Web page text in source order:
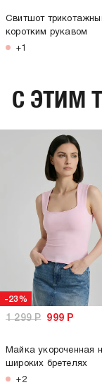
Свитшот
коротким рукавом
+1
C ЭТИМ
-23%
1 299Р 999 Р
Майка укороченная
широких бретелях
+2